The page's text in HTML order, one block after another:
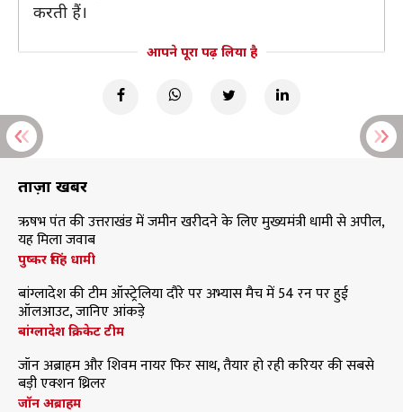
करती हैं।
आपने पूरा पढ़ लिया है
ताज़ा खबरें
ऋषभ पंत की उत्तराखंड में जमीन खरीदने के लिए मुख्यमंत्री धामी से अपील,
यह मिला जवाब
पुष्कर सिंह धामी
बांग्लादेश की टीम ऑस्ट्रेलिया दौरे पर अभ्यास मैच में 54 रन पर हुई
ऑलआउट, जानिए आंकड़े
बांग्लादेश क्रिकेट टीम
जॉन अब्राहम और शिवम नायर फिर साथ, तैयार हो रही करियर की सबसे
बड़ी एक्शन थ्रिलर
जॉन अब्राहम